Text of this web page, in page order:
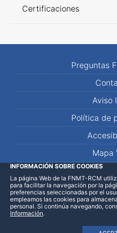
Certificaciones
Preguntas
Aviso
Política de
Mapa
LinkedInFacebookWhatsApp
INFORMACIÓN SOBRE COOKIES
La página Web de la FNMT-RCM
para facilitar la navegación por la
preferencias seleccionadas por el
empleamos las cookies para
personal. Si continúa navegando,
Información.